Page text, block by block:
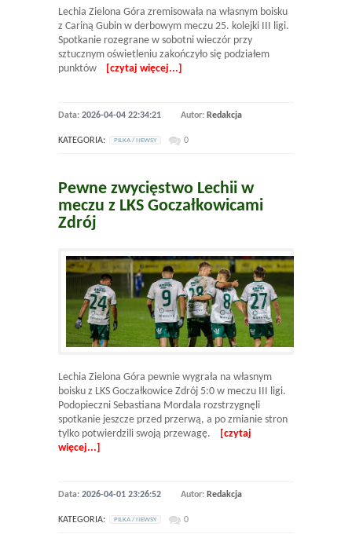
Lechia Zielona Góra zremisowała na własnym boisku
z Cariną Gubin w derbowym meczu 25. kolejki III ligi.
Spotkanie rozegrane w sobotni wieczór przy
sztucznym oświetleniu zakończyło się podziałem
punktów
[czytaj więcej...]
Data: 2026-04-04 22:34:21 Autor: Redakcja
KATEGORIA: PILKA / NEWSY 0
Pewne zwycięstwo Lechii w
meczu z LKS Goczałkowicami
Zdrój
Lechia Zielona Góra pewnie wygrała na własnym
boisku z LKS Goczałkowice Zdrój 5:0 w meczu III ligi.
Podopieczni Sebastiana Mordala rozstrzygnęli
spotkanie jeszcze przed przerwą, a po zmianie stron
tylko potwierdzili swoją przewagę.
[czytaj
więcej...]
Data: 2026-04-01 23:26:52 Autor: Redakcja
KATEGORIA: PILKA / NEWSY 0